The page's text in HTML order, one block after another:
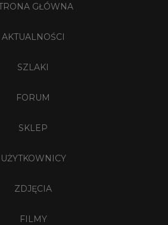
GŁÓWNA
AKTUALNOŚCI
SZLAKI
FORUM
SKLEP
UŻYTKOWNICY
ZDJĘCIA
FILMY